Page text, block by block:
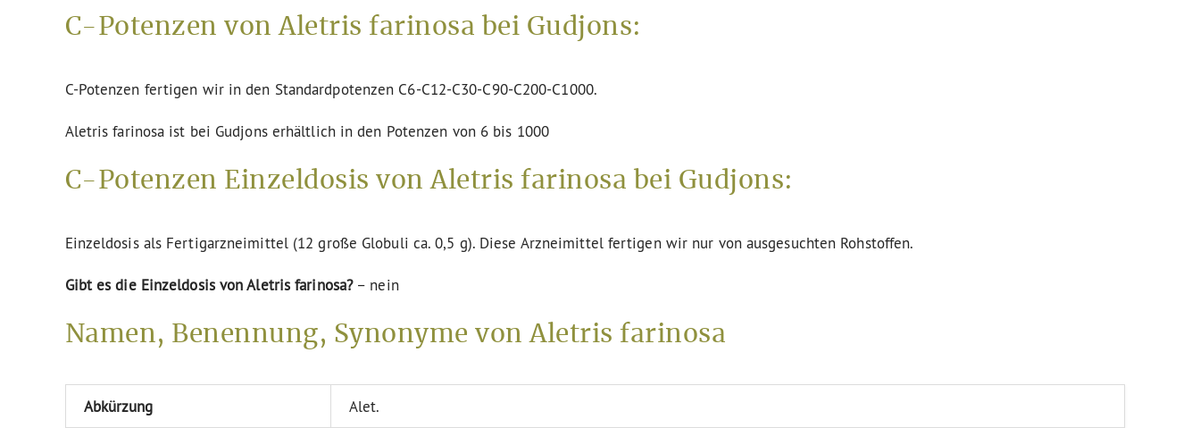
C-Potenzen von Aletris farinosa bei Gudjons:
C-Potenzen fertigen wir in den Standardpotenzen C6-C12-C30-C90-C200-C1000.
Aletris farinosa ist bei Gudjons erhältlich in den Potenzen von 6 bis 1000
C-Potenzen Einzeldosis von Aletris farinosa bei Gudjons:
Einzeldosis als Fertigarzneimittel (12 große Globuli ca. 0,5 g). Diese Arzneimittel fertigen wir nur von ausgesuchten Rohstoffen.
Gibt es die Einzeldosis von Aletris farinosa?– nein
Namen, Benennung, Synonyme von Aletris farinosa
Abkürzung Alet.